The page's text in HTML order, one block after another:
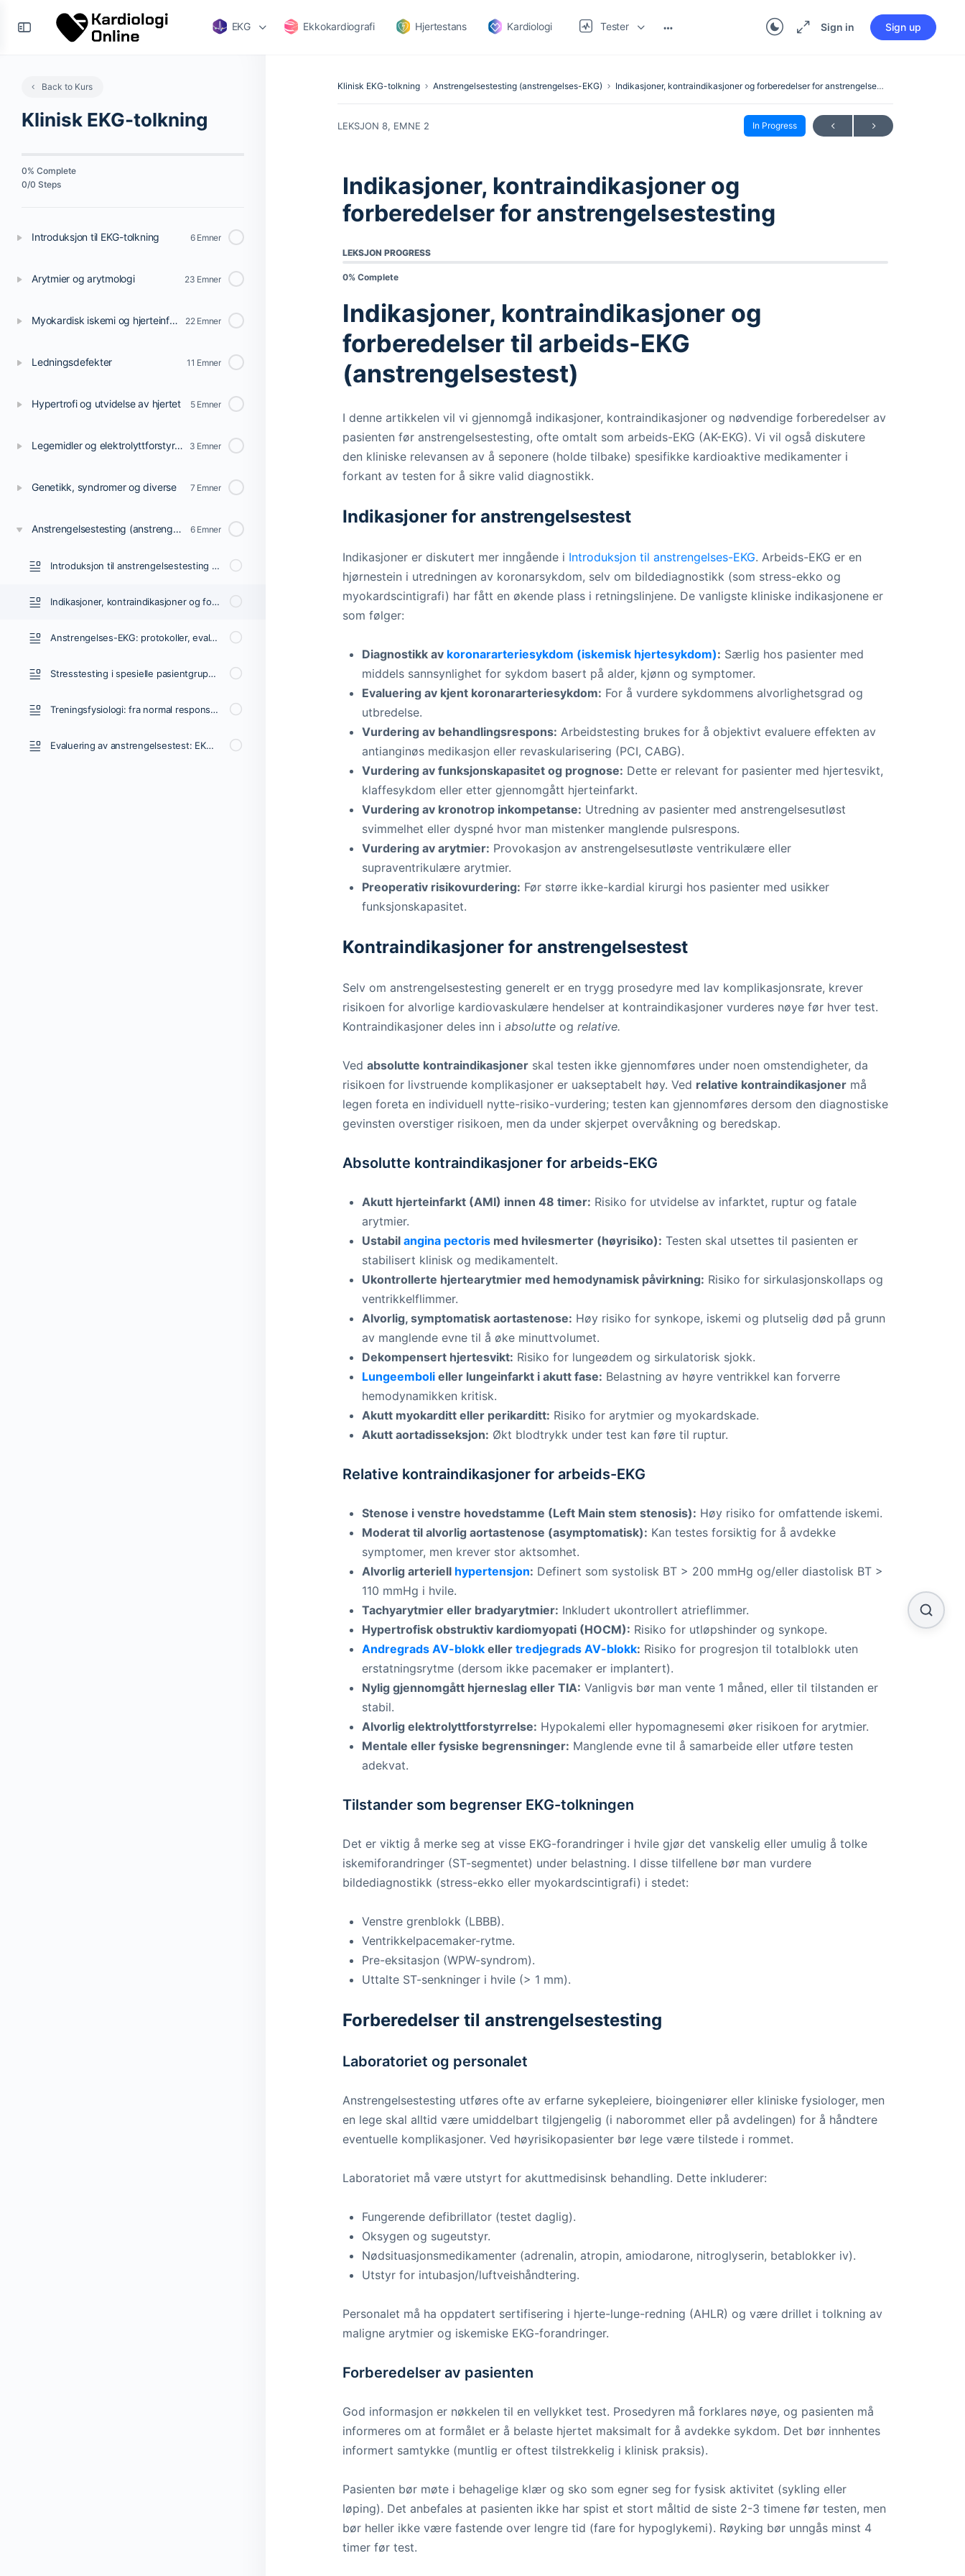
EKG Ekkokardiografi Hjertestans Kardiologi Tester Sign in Sign up
Back to Kurs
Klinisk EKG-tolkning
0% Complete
0/0 Steps
Introduksjon til EKG-tolkning 6 Emner
Arytmier og arytmologi 23 Emner
Myokardisk iskemi og hjerteinfarkt 22 Emner
Ledningsdefekter 11 Emner
Hypertrofi og utvidelse av hjertet 5 Emner
Legemidler og elektrolyttforstyrrelser 3 Emner
Genetikk, syndromer og diverse 7 Emner
Anstrengelsestesting (anstrengelses-EKG) 6 Emner
Introduksjon til anstrengelsestesting (tredemølletest, anstrengelses-EKG)
Indikasjoner, kontraindikasjoner og forberedelser for anstrengelsestesting
Anstrengelses-EKG: protokoller, evaluering og avslutning
Stresstesting i spesielle pasientgrupper
Treningsfysiologi: fra normal respons til myokardiskemi og brystsmerter
Evaluering av anstrengelsestest: EKG, symptomer, blodtrykk, hjertefrekvens, ytelse
Klinisk EKG-tolkning Anstrengelsestesting (anstrengelses-EKG) Indikasjoner, kontraindikasjoner og forberedelser for anstrengelsestesting
LEKSJON 8, EMNE 2 In Progress
Indikasjoner, kontraindikasjoner og
forberedelser for anstrengelsestesting
LEKSJON PROGRESS
0% Complete
Indikasjoner, kontraindikasjoner og
forberedelser til arbeids-EKG
(anstrengelsestest)
I denne artikkelen vil vi gjennomgå indikasjoner, kontraindikasjoner og nødvendige forberedelser av
pasienten før anstrengelsestesting, ofte omtalt som arbeids-EKG (AK-EKG). Vi vil også diskutere
den kliniske relevansen av å seponere (holde tilbake) spesifikke kardioaktive medikamenter i
forkant av testen for å sikre valid diagnostikk.
Indikasjoner for anstrengelsestest
Indikasjoner er diskutert mer inngående i Introduksjon til anstrengelses-EKG. Arbeids-EKG er en
hjørnestein i utredningen av koronarsykdom, selv om bildediagnostikk (som stress-ekko og
myokardscintigrafi) har fått en økende plass i retningslinjene. De vanligste kliniske indikasjonene er
som følger:
Diagnostikk av koronararteriesykdom (iskemisk hjertesykdom): Særlig hos pasienter med
middels sannsynlighet for sykdom basert på alder, kjønn og symptomer.
Evaluering av kjent koronararteriesykdom: For å vurdere sykdommens alvorlighetsgrad og
utbredelse.
Vurdering av behandlingsrespons: Arbeidstesting brukes for å objektivt evaluere effekten av
antianginøs medikasjon eller revaskularisering (PCI, CABG).
Vurdering av funksjonskapasitet og prognose: Dette er relevant for pasienter med hjertesvikt,
klaffesykdom eller etter gjennomgått hjerteinfarkt.
Vurdering av kronotrop inkompetanse: Utredning av pasienter med anstrengelsesutløst
svimmelhet eller dyspné hvor man mistenker manglende pulsrespons.
Vurdering av arytmier: Provokasjon av anstrengelsesutløste ventrikulære eller
supraventrikulære arytmier.
Preoperativ risikovurdering: Før større ikke-kardial kirurgi hos pasienter med usikker
funksjonskapasitet.
Kontraindikasjoner for anstrengelsestest
Selv om anstrengelsestesting generelt er en trygg prosedyre med lav komplikasjonsrate, krever
risikoen for alvorlige kardiovaskulære hendelser at kontraindikasjoner vurderes nøye før hver test.
Kontraindikasjoner deles inn i absolutte og relative.
Ved absolutte kontraindikasjoner skal testen ikke gjennomføres under noen omstendigheter, da
risikoen for livstruende komplikasjoner er uakseptabelt høy. Ved relative kontraindikasjoner må
legen foreta en individuell nytte-risiko-vurdering; testen kan gjennomføres dersom den diagnostiske
gevinsten overstiger risikoen, men da under skjerpet overvåkning og beredskap.
Absolutte kontraindikasjoner for arbeids-EKG
Akutt hjerteinfarkt (AMI) innen 48 timer: Risiko for utvidelse av infarktet, ruptur og fatale
arytmier.
Ustabil angina pectoris med hvilesmerter (høyrisiko): Testen skal utsettes til pasienten er
stabilisert klinisk og medikamentelt.
Ukontrollerte hjertearytmier med hemodynamisk påvirkning: Risiko for sirkulasjonskollaps og
ventrikkelflimmer.
Alvorlig, symptomatisk aortastenose: Høy risiko for synkope, iskemi og plutselig død på grunn
av manglende evne til å øke minuttvolumet.
Dekompensert hjertesvikt: Risiko for lungeødem og sirkulatorisk sjokk.
Lungeemboli eller lungeinfarkt i akutt fase: Belastning av høyre ventrikkel kan forverre
hemodynamikken kritisk.
Akutt myokarditt eller perikarditt: Risiko for arytmier og myokardskade.
Akutt aortadisseksjon: Økt blodtrykk under test kan føre til ruptur.
Relative kontraindikasjoner for arbeids-EKG
Stenose i venstre hovedstamme (Left Main stem stenosis): Høy risiko for omfattende iskemi.
Moderat til alvorlig aortastenose (asymptomatisk): Kan testes forsiktig for å avdekke
symptomer, men krever stor aktsomhet.
Alvorlig arteriell hypertensjon: Definert som systolisk BT > 200 mmHg og/eller diastolisk BT >
110 mmHg i hvile.
Tachyarytmier eller bradyarytmier: Inkludert ukontrollert atrieflimmer.
Hypertrofisk obstruktiv kardiomyopati (HOCM): Risiko for utløpshinder og synkope.
Andregrads AV-blokk eller tredjegrads AV-blokk: Risiko for progresjon til totalblokk uten
erstatningsrytme (dersom ikke pacemaker er implantert).
Nylig gjennomgått hjerneslag eller TIA: Vanligvis bør man vente 1 måned, eller til tilstanden er
stabil.
Alvorlig elektrolyttforstyrrelse: Hypokalemi eller hypomagnesemi øker risikoen for arytmier.
Mentale eller fysiske begrensninger: Manglende evne til å samarbeide eller utføre testen
adekvat.
Tilstander som begrenser EKG-tolkningen
Det er viktig å merke seg at visse EKG-forandringer i hvile gjør det vanskelig eller umulig å tolke
iskemiforandringer (ST-segmentet) under belastning. I disse tilfellene bør man vurdere
bildediagnostikk (stress-ekko eller myokardscintigrafi) i stedet:
Venstre grenblokk (LBBB).
Ventrikkelpacemaker-rytme.
Pre-eksitasjon (WPW-syndrom).
Uttalte ST-senkninger i hvile (> 1 mm).
Forberedelser til anstrengelsestesting
Laboratoriet og personalet
Anstrengelsestesting utføres ofte av erfarne sykepleiere, bioingeniører eller kliniske fysiologer, men
en lege skal alltid være umiddelbart tilgjengelig (i naborommet eller på avdelingen) for å håndtere
eventuelle komplikasjoner. Ved høyrisikopasienter bør lege være tilstede i rommet.
Laboratoriet må være utstyrt for akuttmedisinsk behandling. Dette inkluderer:
Fungerende defibrillator (testet daglig).
Oksygen og sugeutstyr.
Nødsituasjonsmedikamenter (adrenalin, atropin, amiodarone, nitroglyserin, betablokker iv).
Utstyr for intubasjon/luftveishåndtering.
Personalet må ha oppdatert sertifisering i hjerte-lunge-redning (AHLR) og være drillet i tolkning av
maligne arytmier og iskemiske EKG-forandringer.
Forberedelser av pasienten
God informasjon er nøkkelen til en vellykket test. Prosedyren må forklares nøye, og pasienten må
informeres om at formålet er å belaste hjertet maksimalt for å avdekke sykdom. Det bør innhentes
informert samtykke (muntlig er oftest tilstrekkelig i klinisk praksis).
Pasienten bør møte i behagelige klær og sko som egner seg for fysisk aktivitet (sykling eller
løping). Det anbefales at pasienten ikke har spist et stort måltid de siste 2-3 timene før testen, men
bør heller ikke være fastende over lengre tid (fare for hypoglykemi). Røyking bør unngås minst 4
timer før test.